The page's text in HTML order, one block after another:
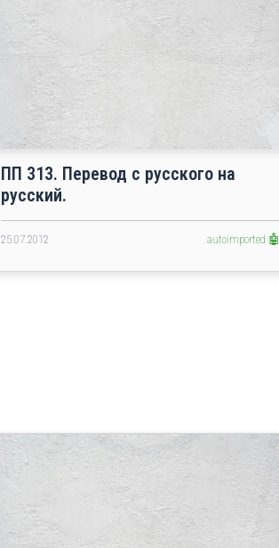
ПП 313. Перевод с русского на
русский.
25.07.2012 autoimported 🤖